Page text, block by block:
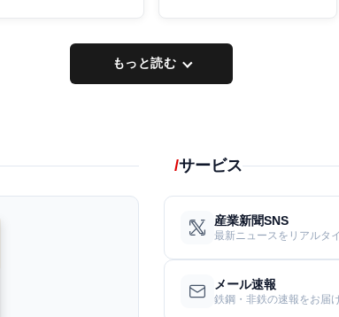
もっと読む
サービス
産業新聞SNS
最新ニュースをリアルタ
メール速報
鉄鋼・非鉄の速報をお届